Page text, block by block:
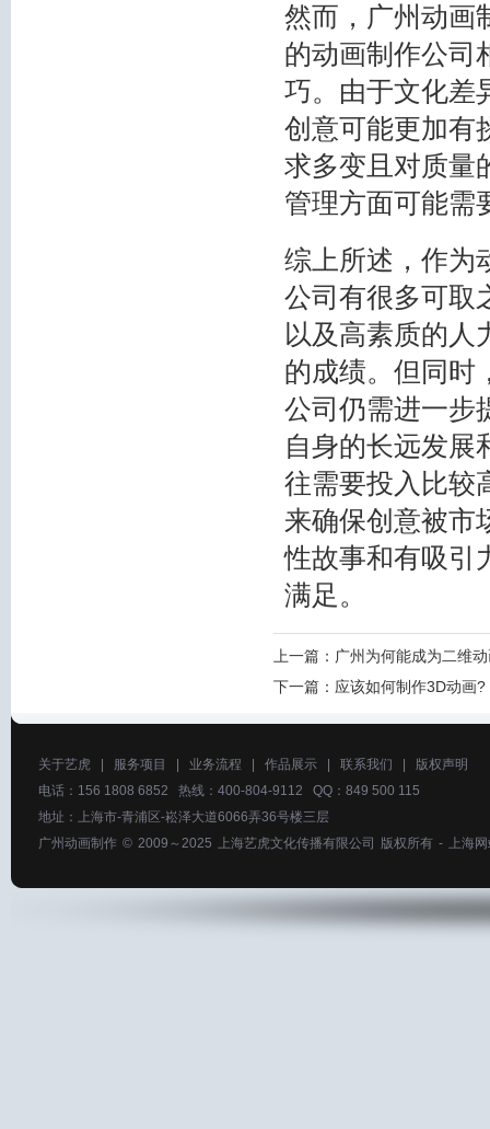
然而，广州动画
的动画制作公司
巧。由于文化差
创意可能更加有
求多变且对质量
管理方面可能需
综上所述，作为
公司有很多可取
以及高素质的人
的成绩。但同时
公司仍需进一步
自身的长远发展
往需要投入比较
来确保创意被市
性故事和有吸引
满足。
上一篇： 广州为何能成为二维
下一篇： 应该如何制作3D动画?
关于艺虎 服务项目 业务流程 作品展示 联系我们
版权声明
电话：156 1808 6852 热线：400-804-9112 QQ：849 500 115
地址：上海市-青浦区-崧泽大道6066弄36号楼三层
广州动画制作 © 2009～2025 上海艺虎文化传播有限公司 版权所有 - 上海